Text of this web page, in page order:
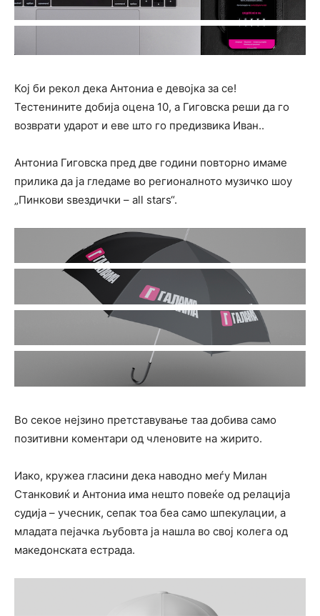
Кој би рекол дека Антониа е девојка за се!
Тестенините добија оцена 10, а Гиговска реши да го
возврати удаpот и еве што го предизвика Иван..
Антониа Гиговска пред две години повторно имаме
прилика да ја гледаме во регионалното музичко шоу
„Пинкови ѕвездички – all stars“.
Во секое нејзино претставување таа добива само
позитивни коментари од членовите на жирито.
Иако, кружеа гласини дека наводно меѓу Милан
Станковиќ и Антониа има нешто повеќе од релација
судија – учесник, сепак тоа беа само шпекулации, а
младата пејачка љубовта ја нашла во свој колега од
македонската естрада.